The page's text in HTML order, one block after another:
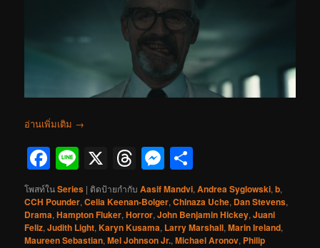
อ่านเพิ่มเติม →
Facebook
Line
X Threads
Messenger
โพสท์ในSeries | ติดป้ายกำกับ Aasif Mandvi,Andrea Syglowski,b,
CCH Pounder,Celia Keenan-Bolger,Chinaza Uche, Dan Stevens,
Drama,Hampton Fluker,Horror,John Benjamin Hickey,Juani
Feliz,Judith Light,Karyn Kusama, Larry Marshall,Marin Ireland,
Maureen Sebastian,Mel Johnson Jr.,Michael Aronov, Philip